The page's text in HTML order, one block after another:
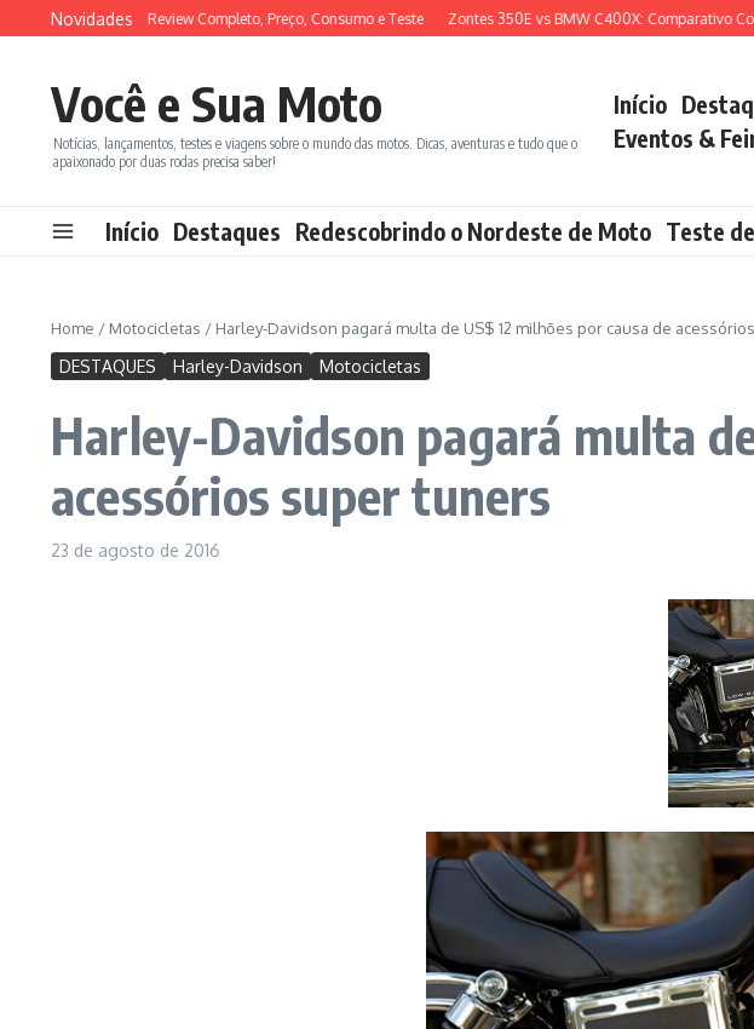
Ir para o conteúdo
Novidades
ADX 150 2026: Review Completo, Preço, Consumo e Teste Zontes 350E vs BMW C400X: Comparativo
Você e Sua Moto
Notícias, lançamentos, testes e viagens sobre o mundo das motos. Dicas, aventuras e tudo que o
apaixonado por duas rodas precisa saber!
Início
Eventos &
Início Destaques Redescobrindo o Nordeste de Moto Teste
Home / Motocicletas / Harley-Davidson pagará multa de US$ 12 milhões por causa de
DESTAQUES Harley-Davidson Motocicletas
Harley-Davidson pagará multa
acessórios super tuners
23 de agosto de 2016